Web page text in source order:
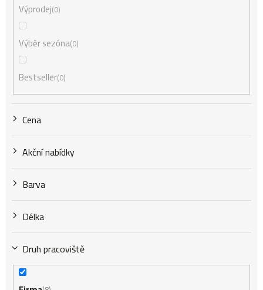
d
u
k
ů
Výprodej 0
Výběr sezóna 0
Bestseller 0
Cena
Akční nabídky
Barva
Délka
Druh pracoviště